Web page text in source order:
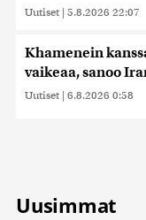
Uutiset | 5.8.2026 22:07
Khamenein
vaikeaa, sanoo
Uutiset | 6.8.2026 0:58
Uusimmat